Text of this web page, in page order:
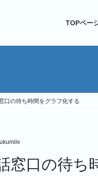
TOPペー
口の待ち時間をグラフ化する
窓口の待ち